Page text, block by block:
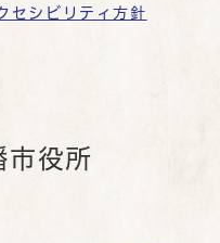
セシビリティ方針
市役所